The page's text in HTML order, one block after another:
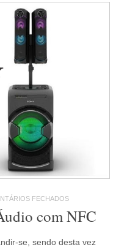
FECHADOS
com NFC
se, sendo desta vez